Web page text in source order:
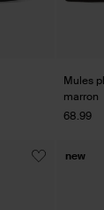
Mules
marron
68.99
new